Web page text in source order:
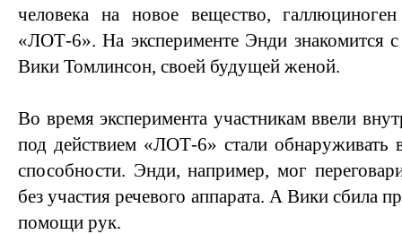
человека на новое вещество,
«ЛОТ-6». На эксперименте Энди знакомится
Вики Томлинсон, своей будущей женой.
Во время эксперимента участникам ввели
под действием «ЛОТ-6» стали обнаруживать
способности. Энди, например, мог
без участия речевого аппарата. А Вики сбила
помощи рук.